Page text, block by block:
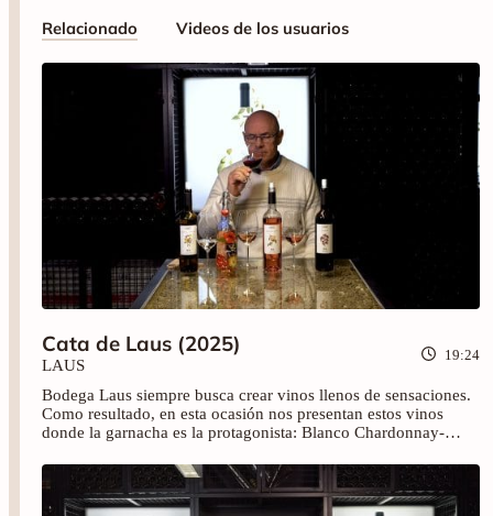
Relacionado Videos de los usuarios
Cata de Laus (2025)
LAUS
19:24
Bodega Laus siempre busca crear vinos llenos de sensaciones.
Como resultado, en esta ocasión nos presentan estos vinos
donde la garnacha es la protagonista: Blanco Chardonnay-
esta cata y brinda con nosotros.